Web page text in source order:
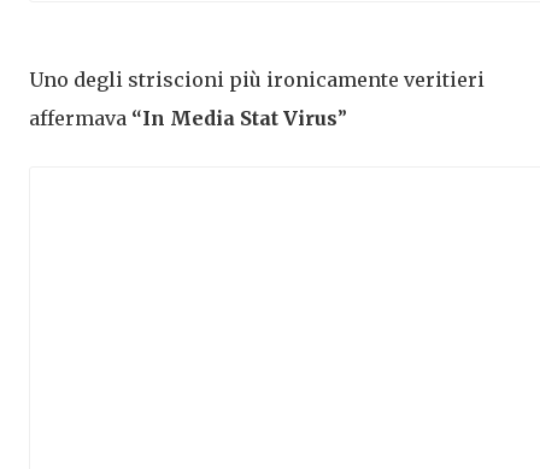
Uno degli striscioni più ironicamente veritieri
affermava “In Media Stat Virus”